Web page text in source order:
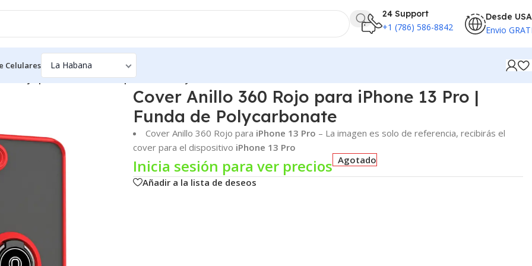
24 Support
+1 (786) 586-8842
Desde USA
Envio
Celulares
Rojo para iPhone 13 Pro | Funda de Polycarbonate
Cover Anillo 360 Rojo para iPhone 13 Pro |
Funda de Polycarbonate
Cover Anillo 360 Rojo para iPhone 13 Pro – La imagen es solo de referencia, recibirás el
cover para el dispositivo iPhone 13 Pro
Inicia sesión para ver precios Agotado
Añadir a la lista de deseos